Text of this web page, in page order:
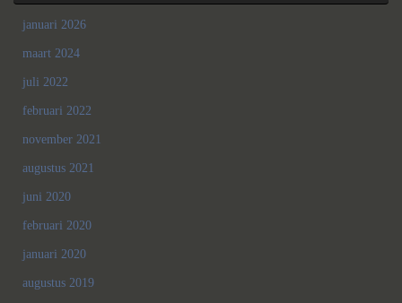
januari 2026
maart 2024
juli 2022
februari 2022
november 2021
augustus 2021
juni 2020
februari 2020
januari 2020
augustus 2019